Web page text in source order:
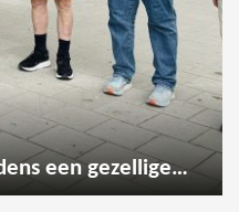
Geniet van de zomer tijdens een gezellige wandeling